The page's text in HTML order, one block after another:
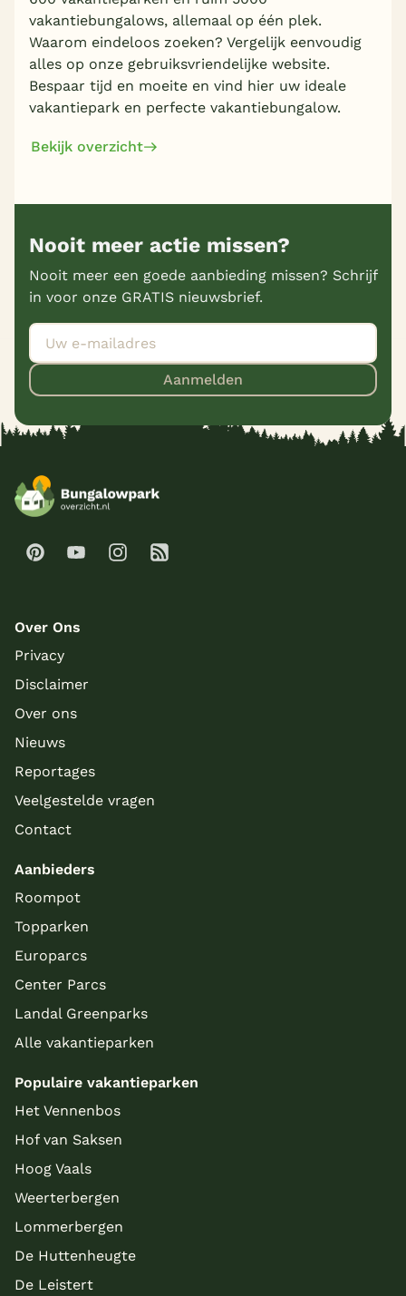
vakantiebungalows, allemaal op één plek.
Waarom eindeloos zoeken? Vergelijk eenvoudig
alles op onze gebruiksvriendelijke website.
Bespaar tijd en moeite en vind hier uw ideale
vakantiepark en perfecte vakantiebungalow.
Bekijk overzicht
Nooit meer actie missen?
Nooit meer een goede aanbieding missen? Schrijf
in voor onze GRATIS nieuwsbrief.
Aanmelden
Over Ons
Privacy
Disclaimer
Over ons
Nieuws
Reportages
Veelgestelde vragen
Contact
Aanbieders
Roompot
Topparken
Europarcs
Center Parcs
Landal Greenparks
Alle vakantieparken
Populaire vakantieparken
Het Vennenbos
Hof van Saksen
Hoog Vaals
Weerterbergen
Lommerbergen
De Huttenheugte
De Leistert